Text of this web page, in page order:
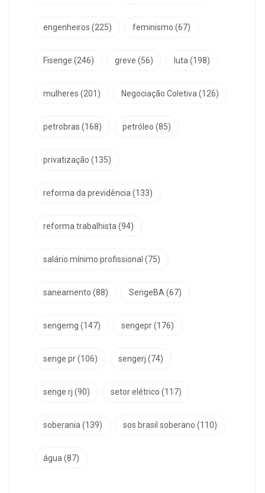
engenheiros (225) feminismo (67)
Fisenge (246) greve (56) luta (198)
mulheres (201) Negociação Coletiva (126)
petrobras (168) petróleo (85)
privatização (135)
reforma da previdência (133)
reforma trabalhista (94)
salário mínimo profissional (75)
saneamento (88) SengeBA (67)
sengemg (147) sengepr(176)
senge pr(106) sengerj (74)
senge rj (90) setor elétrico (117)
soberania (139) sos brasil soberano (110)
água (87)